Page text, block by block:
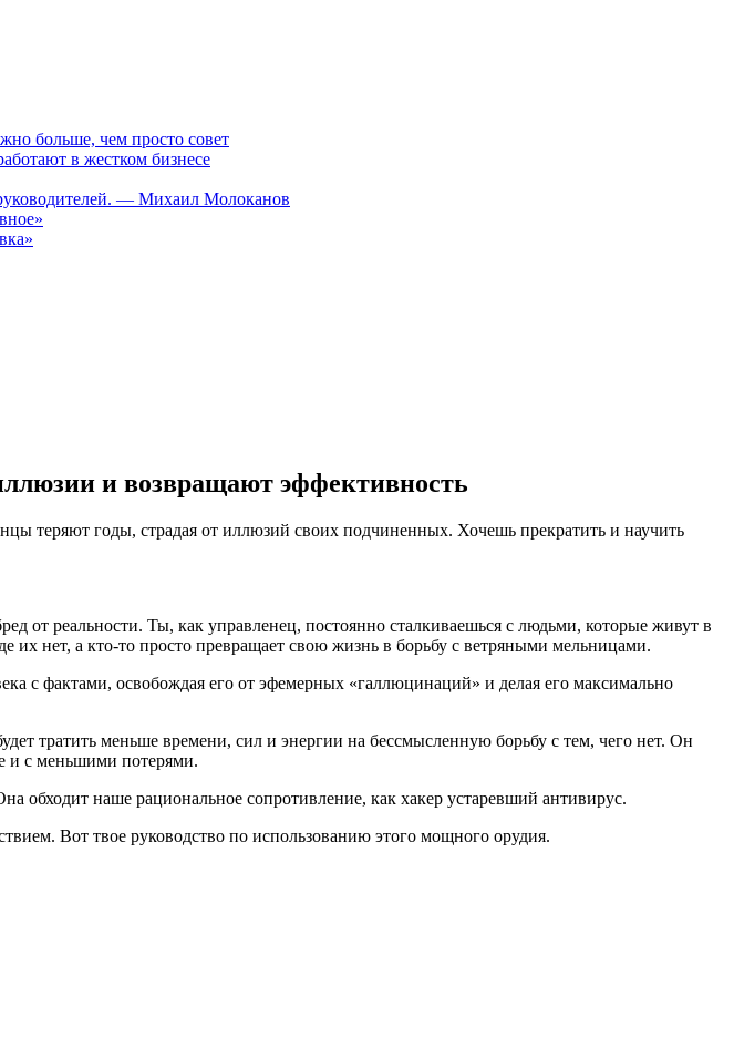
больше, чем просто совет
в жестком бизнесе
руководителей. — Михаил Молоканов
и возвращают эффективность
теряют годы, страдая от иллюзий своих подчиненных. Хочешь прекратить и научить
от реальности. Ты, как управленец, постоянно сталкиваешься с людьми, которые живут в
их нет, а кто-то просто превращает свою жизнь в борьбу с ветряными мельницами.
с фактами, освобождая его от эфемерных «галлюцинаций» и делая его максимально
тратить меньше времени, сил и энергии на бессмысленную борьбу с тем, чего нет. Он
и с меньшими потерями.
наше рациональное сопротивление, как хакер устаревший антивирус.
Вот твое руководство по использованию этого мощного орудия.